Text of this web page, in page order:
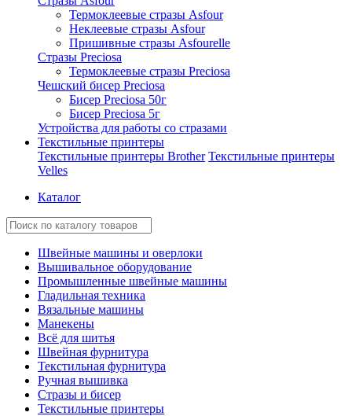
Термоклеевые стразы Asfour
Неклеевые стразы Asfour
Пришивные стразы Asfourelle
Стразы Preciosa
Термоклеевые стразы Preciosa
Чешский бисер Preciosa
Бисер Preciosa 50г
Бисер Preciosa 5г
Устройства для работы со стразами
Текстильные принтеры
Текстильные принтеры Brother Текстильные принтеры
Velles
Каталог
Швейные машины и оверлоки
Вышивальное оборудование
Промышленные швейные машины
Гладильная техника
Вязальные машины
Манекены
Всё для шитья
Швейная фурнитура
Текстильная фурнитура
Ручная вышивка
Стразы и бисер
Текстильные принтеры